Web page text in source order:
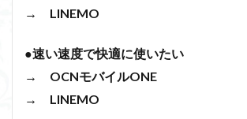
→ LINEMO
●速い速度で快適に使いたい
→ OCNモバイルONE
→ LINEMO